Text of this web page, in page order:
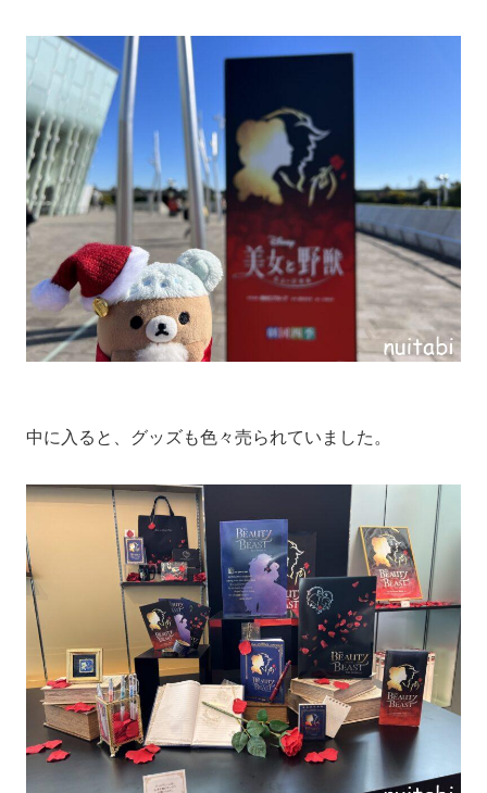
中に入ると、グッズも色々売られていました。